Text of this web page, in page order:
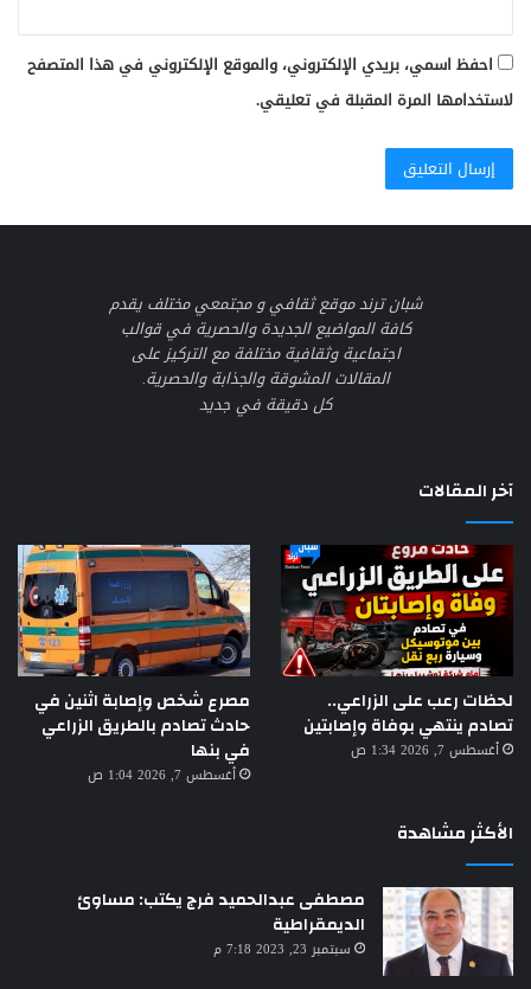
احفظ اسمي، بريدي الإلكتروني، والموقع الإلكتروني في هذا المتصفح
لاستخدامها المرة المقبلة في تعليقي.
شبان ترند موقع ثقافي و مجتمعي مختلف يقدم
كافة المواضيع الجديدة والحصرية في قوالب
اجتماعية وثقافية مختلفة مع التركيز على
المقالات المشوقة والجذابة والحصرية.
كل دقيقة في جديد
آخر المقالات
لحظات رعب على الزراعي..
تصادم ينتهي بوفاة وإصابتين
أغسطس 7, 2026 1:34 ص
مصرع شخص وإصابة اثنين في
حادث تصادم بالطريق الزراعي
في بنها
أغسطس 7, 2026 1:04 ص
الأكثر مشاهدة
مصطفى عبدالحميد فرج يكتب: مساوئ
الديمقراطية
سبتمبر 23, 2023 7:18 م